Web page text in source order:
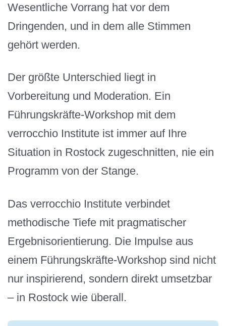
Wesentliche Vorrang hat vor dem
Dringenden, und in dem alle Stimmen
gehört werden.
Der größte Unterschied liegt in
Vorbereitung und Moderation. Ein
Führungskräfte-Workshop mit dem
verrocchio Institute ist immer auf Ihre
Situation in Rostock zugeschnitten, nie ein
Programm von der Stange.
Das verrocchio Institute verbindet
methodische Tiefe mit pragmatischer
Ergebnisorientierung. Die Impulse aus
einem Führungskräfte-Workshop sind nicht
nur inspirierend, sondern direkt umsetzbar
– in Rostock wie überall.